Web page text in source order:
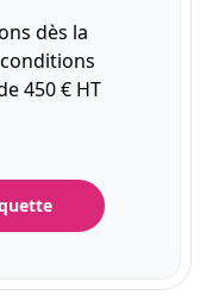
dès la
450 € HT